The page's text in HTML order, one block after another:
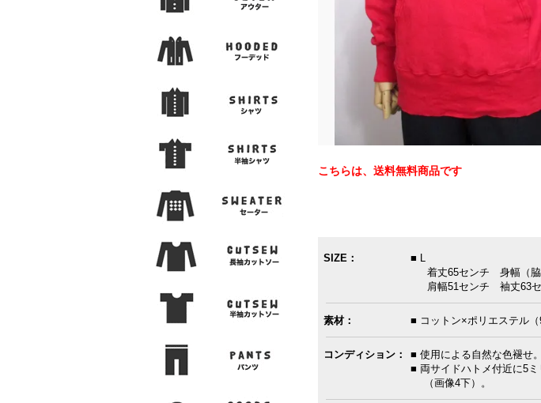
こちらは、送料無料商品です
SIZE：
■ L
着丈65センチ 身幅（脇
肩幅51センチ 袖丈63セ
素材： ■ コットン×ポリエステル（
コンディション：
■ 使用による自然な色褪せ。
■ 両サイドハトメ付近に5
（画像4下）。